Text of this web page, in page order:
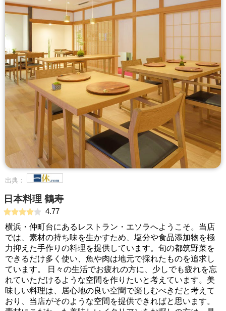
出典：
日本料理 鶴寿
4.77
横浜・仲町台にあるレストラン・エソラへようこそ。当店
では、素材の持ち味を生かすため、塩分や食品添加物を極
力抑えた手作りの料理を提供しています。旬の都筑野菜を
できるだけ多く使い、魚や肉は地元で採れたものを追求し
ています。 日々の生活でお疲れの方に、少しでも疲れを忘
れていただけるような空間を作りたいと考えています。美
味しい料理は、居心地の良い空間で楽しむべきだと考えて
おり、当店がそのような空間を提供できればと思います。